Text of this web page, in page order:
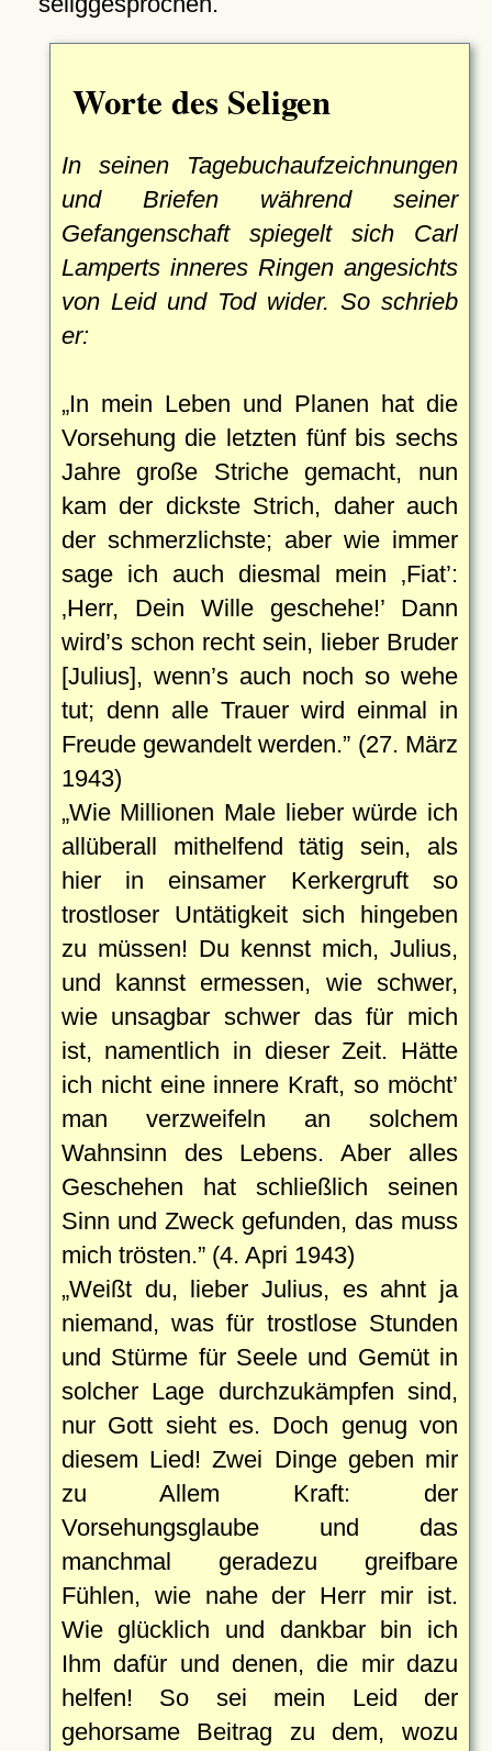
Worte des Seligen
In seinen Tagebuchaufzeichnungen
und Briefen während seiner
Gefangenschaft spiegelt sich Carl
Lamperts inneres Ringen angesichts
von Leid und Tod wider. So schrieb
er:
In mein Leben und Planen hat die
Vorsehung die letzten fünf bis sechs
Jahre große Striche gemacht, nun
kam der dickste Strich, daher auch
der schmerzlichste; aber wie immer
sage ich auch diesmal mein
Fiat :
Herr, Dein Wille geschehe!Dann
wird’s schon recht sein, lieber Bruder
[Julius], wenn’s auch noch so wehe
tut; denn alle Trauer wird einmal in
Freude gewandelt werden. (27. März
1943)
Wie Millionen Male lieber würde ich
allüberall mithelfend tätig sein, als
hier in einsamer Kerkergruft so
trostloser Untätigkeit sich hingeben
zu müssen! Du kennst mich, Julius,
und kannst ermessen, wie schwer,
wie unsagbar schwer das für mich
ist, namentlich in dieser Zeit. Hätte
ich nicht eine innere Kraft, so möcht’
man verzweifeln an solchem
Wahnsinn des Lebens. Aber alles
Geschehen hat schließlich seinen
Sinn und Zweck gefunden, das muss
mich trösten. (4. Apri 1943)
Weißt du, lieber Julius, es ahnt ja
niemand, was für trostlose Stunden
und Stürme für Seele und Gemüt in
solcher Lage durchzukämpfen sind,
nur Gott sieht es. Doch genug von
diesem Lied! Zwei Dinge geben mir
zu Allem Kraft: der
Vorsehungsglaube und das
manchmal geradezu greifbare
Fühlen, wie nahe der Herr mir ist.
Wie glücklich und dankbar bin ich
Ihm dafür und denen, die mir dazu
helfen! So sei mein Leid der
gehorsame Beitrag zu dem, wozu